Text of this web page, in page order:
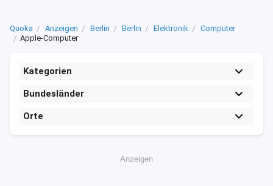
Quoka Anzeigen Berlin Berlin Elektronik
Computer
Apple-Computer
Kategorien
Bundesländer
Orte
Anzeigen